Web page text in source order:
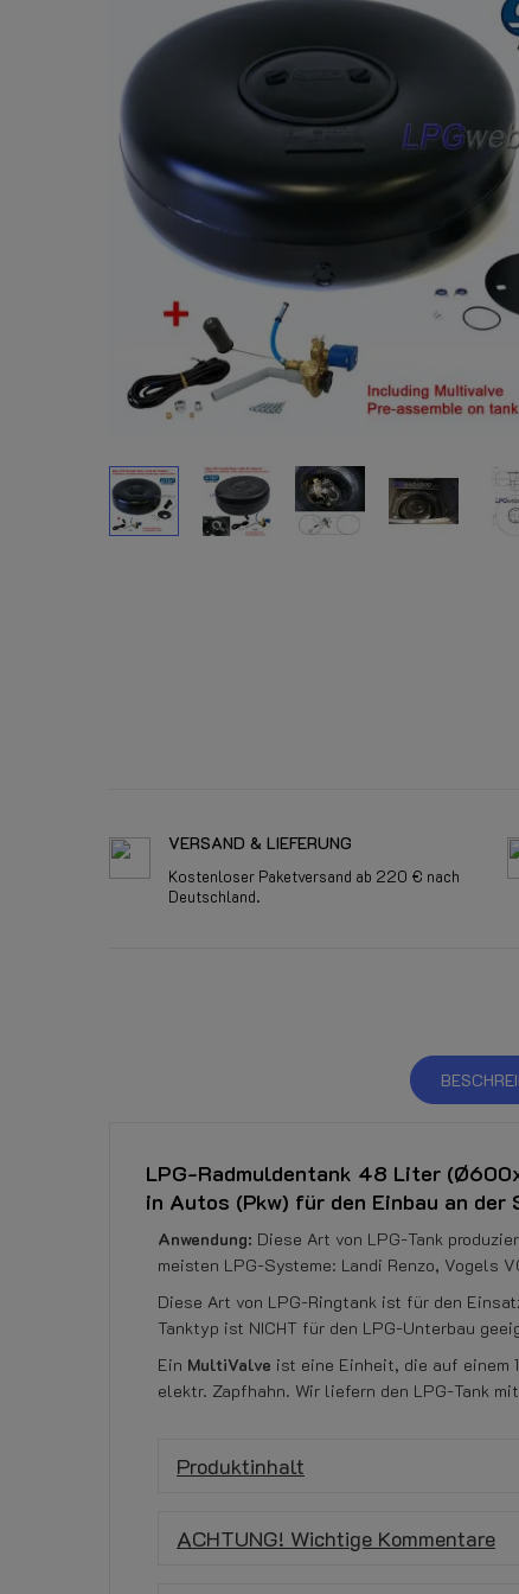
VERSAND & LIEFERUNG
Kostenloser Paketversand ab 220 € nach
Deutschland.
LPG-Radmuldentank 48 Liter
in Autos (Pkw) für den Einbau an
Anwendung: Diese Art von LPG-Tank
meisten LPG-Systeme: Landi Renzo, Vogels
Diese Art von LPG-Ringtank ist für den
Tanktyp ist NICHT für den LPG-Unterbau
Ein MultiValve ist eine Einheit, die auf einem
elektr. Zapfhahn. Wir liefern den LPG-Tank
Produktinhalt
ACHTUNG! Wichtige Kommentare